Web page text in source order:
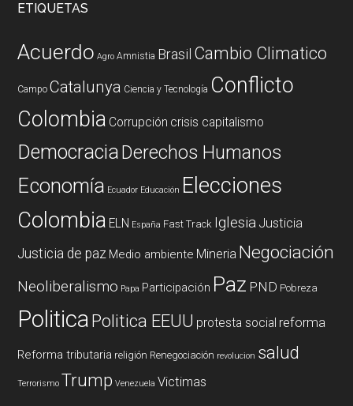
ETIQUETAS
Acuerdo Agro Amnistia Brasil Cambio Climatico
Campo Catalunya Ciencia y Tecnología Conflicto
Colombia Corrupción crisis capitalismo
DemocraciaDerechos Humanos
Economía Ecuador Educación Elecciones
Colombia ELN España Fast Track Iglesia Justicia
Justicia de paz Medio ambiente Mineria Negociación
Neoliberalismo Papa Participación Paz PND Pobreza
PoliticaPolitica EEUU protesta social reforma
Reforma tributaria religión Renegociación revolucion salud
Terrorismo Trump Venezuela Victimas